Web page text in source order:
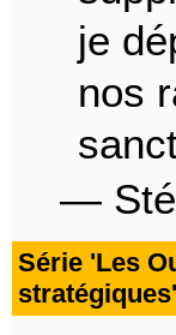
je
nos
—
Série 'Les
stratégiques'